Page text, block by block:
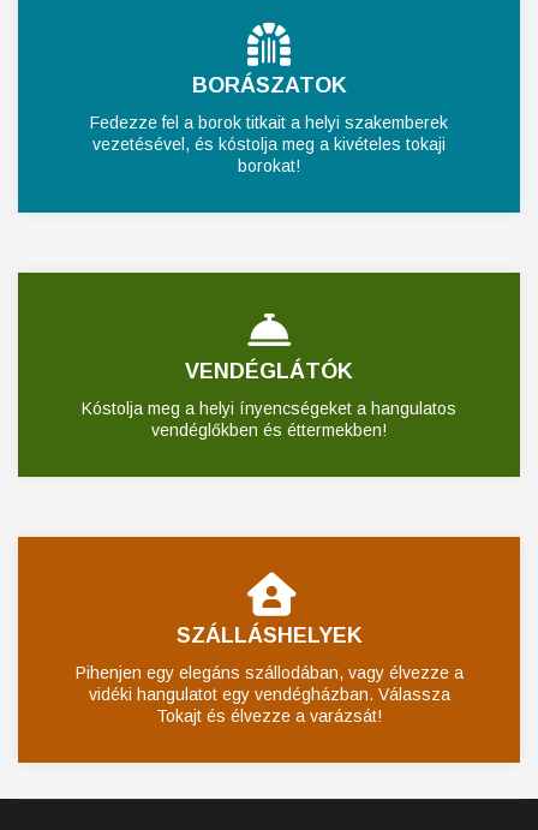
BORÁSZATOK
Fedezze fel a borok titkait a helyi szakemberek
vezetésével, és kóstolja meg a kivételes tokaji
borokat!
VENDÉGLÁTÓK
Kóstolja meg a helyi ínyencségeket a hangulatos
vendéglőkben és éttermekben!
SZÁLLÁSHELYEK
Pihenjen egy elegáns szállodában, vagy élvezze a
vidéki hangulatot egy vendégházban. Válassza
Tokajt és élvezze a varázsát!